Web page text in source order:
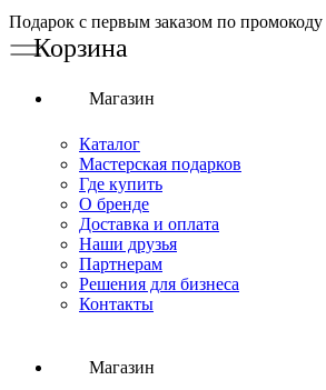
Подарок с первым заказом по промокоду
Магазин
Каталог
Мастерская подарков
Где купить
О бренде
Доставка и оплата
Наши друзья
Партнерам
Решения для бизнеса
Контакты
Магазин